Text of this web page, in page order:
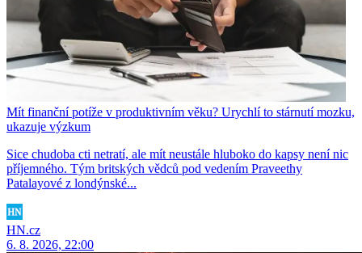
Mít finanční potíže v produktivním věku? Urychlí to stárnutí mozku,
ukazuje výzkum
Sice chudoba cti netratí, ale mít neustále hluboko do kapsy není nic
příjemného. Tým britských vědců pod vedením Praveethy
Patalayové z londýnské...
HN.cz
6. 8. 2026, 22:00